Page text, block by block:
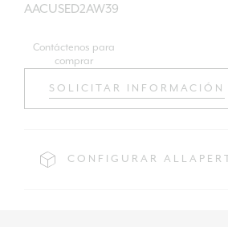
AACUSED2AW39
Contáctenos para
comprar
SOLICITAR INFORMACIÓN
CONFIGURAR